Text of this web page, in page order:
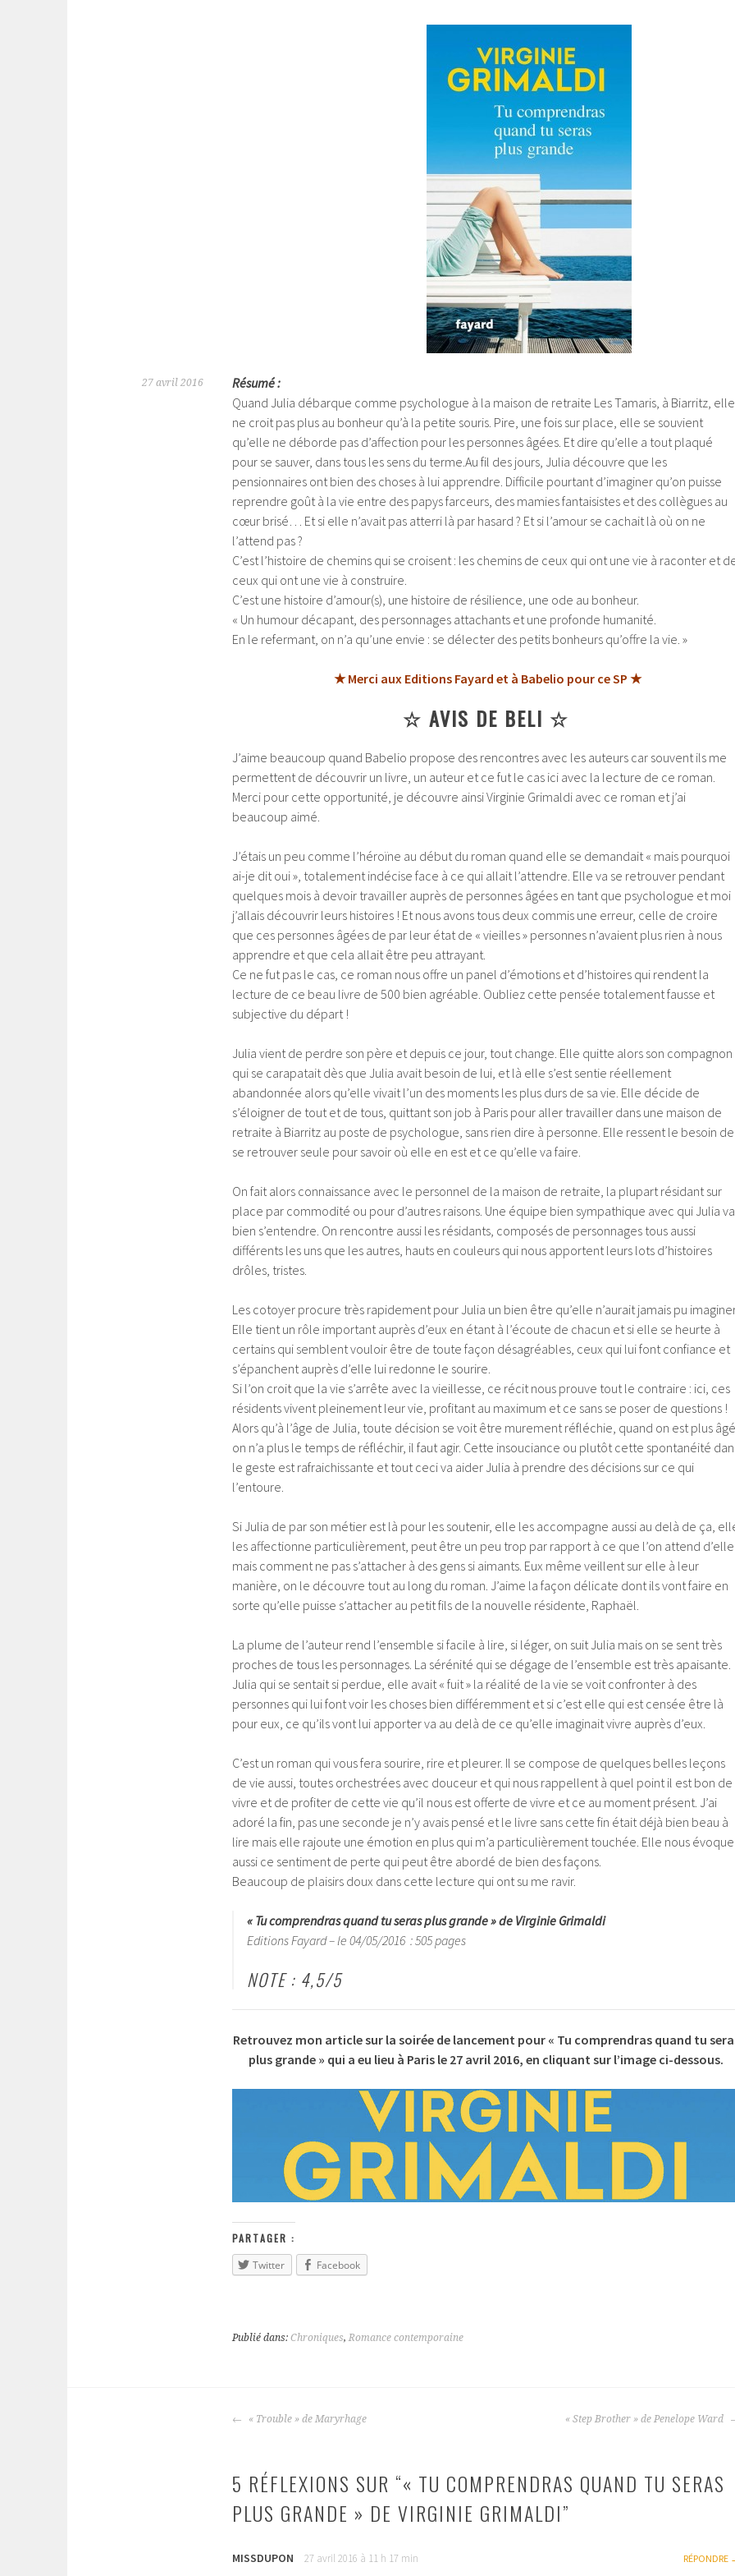
27 avril 2016
Résumé :
Quand Julia débarque comme psychologue à la maison de retraite Les Tamaris, à Biarritz, elle
ne croit pas plus au bonheur qu’à la petite souris. Pire, une fois sur place, elle se souvient
qu’elle ne déborde pas d’affection pour les personnes âgées. Et dire qu’elle a tout plaqué
pour se sauver, dans tous les sens du terme.Au fil des jours, Julia découvre que les
pensionnaires ont bien des choses à lui apprendre. Difficile pourtant d’imaginer qu’on puisse
reprendre goût à la vie entre des papys farceurs, des mamies fantaisistes et des collègues au
cœur brisé… Et si elle n’avait pas atterri là par hasard ? Et si l’amour se cachait là où on ne
l’attend pas ?
C’est l’histoire de chemins qui se croisent : les chemins de ceux qui ont une vie à raconter et
ceux qui ont une vie à construire.
C’est une histoire d’amour(s), une histoire de résilience, une ode au bonheur.
« Un humour décapant, des personnages attachants et une profonde humanité.
En le refermant, on n’a qu’une envie : se délecter des petits bonheurs qu’offre la vie. »
★ Merci aux Editions Fayard et à Babelio pour ce SP ★
☆ AVIS DE BELI ☆
J’aime beaucoup quand Babelio propose des rencontres avec les auteurs car souvent ils me
permettent de découvrir un livre, un auteur et ce fut le cas ici avec la lecture de ce roman.
Merci pour cette opportunité, je découvre ainsi Virginie Grimaldi avec ce roman et j’ai
beaucoup aimé.
J’étais un peu comme l’héroïne au début du roman quand elle se demandait « mais pourquoi
ai-je dit oui », totalement indécise face à ce qui allait l’attendre. Elle va se retrouver pendant
quelques mois à devoir travailler auprès de personnes âgées en tant que psychologue et moi
j’allais découvrir leurs histoires ! Et nous avons tous deux commis une erreur, celle de croire
que ces personnes âgées de par leur état de « vieilles » personnes n’avaient plus rien à nous
apprendre et que cela allait être peu attrayant.
Ce ne fut pas le cas, ce roman nous offre un panel d’émotions et d’histoires qui rendent la
lecture de ce beau livre de 500 bien agréable. Oubliez cette pensée totalement fausse et
subjective du départ !
Julia vient de perdre son père et depuis ce jour, tout change. Elle quitte alors son compagnon
qui se carapatait dès que Julia avait besoin de lui, et là elle s’est sentie réellement
abandonnée alors qu’elle vivait l’un des moments les plus durs de sa vie. Elle décide de
s’éloigner de tout et de tous, quittant son job à Paris pour aller travailler dans une maison de
retraite à Biarritz au poste de psychologue, sans rien dire à personne. Elle ressent le besoin de
se retrouver seule pour savoir où elle en est et ce qu’elle va faire.
On fait alors connaissance avec le personnel de la maison de retraite, la plupart résidant sur
place par commodité ou pour d’autres raisons. Une équipe bien sympathique avec qui Julia va
bien s’entendre. On rencontre aussi les résidants, composés de personnages tous aussi
différents les uns que les autres, hauts en couleurs qui nous apportent leurs lots d’histoires
drôles, tristes.
Les cotoyer procure très rapidement pour Julia un bien être qu’elle n’aurait jamais pu
Elle tient un rôle important auprès d’eux en étant à l’écoute de chacun et si elle se heurte à
certains qui semblent vouloir être de toute façon désagréables, ceux qui lui font confiance et
s’épanchent auprès d’elle lui redonne le sourire.
Si l’on croit que la vie s’arrête avec la vieillesse, ce récit nous prouve tout le contraire : ici, ces
résidents vivent pleinement leur vie, profitant au maximum et ce sans se poser de questions !
Alors qu’à l’âge de Julia, toute décision se voit être murement réfléchie, quand on est plus
on n’a plus le temps de réfléchir, il faut agir. Cette insouciance ou plutôt cette spontanéité
le geste est rafraichissante et tout ceci va aider Julia à prendre des décisions sur ce qui
l’entoure.
Si Julia de par son métier est là pour les soutenir, elle les accompagne aussi au delà de ça,
les affectionne particulièrement, peut être un peu trop par rapport à ce que l’on attend d’elle
mais comment ne pas s’attacher à des gens si aimants. Eux même veillent sur elle à leur
manière, on le découvre tout au long du roman. J’aime la façon délicate dont ils vont faire en
sorte qu’elle puisse s’attacher au petit fils de la nouvelle résidente, Raphaël.
La plume de l’auteur rend l’ensemble si facile à lire, si léger, on suit Julia mais on se sent très
proches de tous les personnages. La sérénité qui se dégage de l’ensemble est très apaisante.
Julia qui se sentait si perdue, elle avait « fuit » la réalité de la vie se voit confronter à des
personnes qui lui font voir les choses bien différemment et si c’est elle qui est censée être là
pour eux, ce qu’ils vont lui apporter va au delà de ce qu’elle imaginait vivre auprès d’eux.
C’est un roman qui vous fera sourire, rire et pleurer. Il se compose de quelques belles leçons
de vie aussi, toutes orchestrées avec douceur et qui nous rappellent à quel point il est bon de
vivre et de profiter de cette vie qu’il nous est offerte de vivre et ce au moment présent. J’ai
adoré la fin, pas une seconde je n’y avais pensé et le livre sans cette fin était déjà bien beau à
lire mais elle rajoute une émotion en plus qui m’a particulièrement touchée. Elle nous évoque
aussi ce sentiment de perte qui peut être abordé de bien des façons.
Beaucoup de plaisirs doux dans cette lecture qui ont su me ravir.
« Tu comprendras quand tu seras plus grande » de Virginie Grimaldi
Editions Fayard – le 04/05/2016 : 505 pages
NOTE : 4,5/5
Retrouvez mon article sur la soirée de lancement pour « Tu comprendras quand tu
plus grande » qui a eu lieu à Paris le 27 avril 2016, en cliquant sur l’image ci-dessous.
PARTAGER :
Twitter
Facebook
Publié dans: Chroniques,Romance contemporaine
ARTICLES
« Trouble » de Maryrhage « Step Brother » de Penelope Ward
5 RÉFLEXIONS SUR “« TU COMPRENDRAS QUAND TU SERAS
PLUS GRANDE » DE VIRGINIE GRIMALDI”
MISSDUPON 27 avril 2016 à 11 h 17 min RÉPONDRE